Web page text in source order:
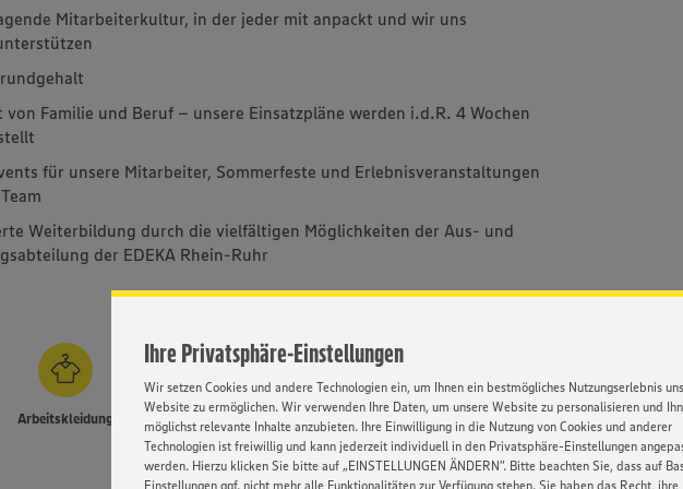
Ihre Privatsphäre-Einstellungen
Wir setzen Cookies und andere Technologien ein, um Ihnen ein bestmögliches Nutzungserlebnis
Website zu ermöglichen. Wir verwenden Ihre Daten, um unsere Website zu personalisieren und
möglichst relevante Inhalte anzubieten. Ihre Einwilligung in die Nutzung von Cookies und anderer
Technologien ist freiwillig und kann jederzeit individuell in den Privatsphäre-Einstellungen
werden. Hierzu klicken Sie bitte auf „EINSTELLUNGEN ÄNDERN”. Bitte beachten Sie, dass auf
Einstellungen ggf. nicht mehr alle Funktionalitäten zur Verfügung stehen. Sie haben das Recht, ihre
Mitarbeiterkultur, in der jeder mit anpackt und wir uns
von Familie und Beruf – unsere Einsatzpläne werden i.d.R. 4 Wochen
für unsere Mitarbeiter, Sommerfeste und Erlebnisveranstaltungen
Weiterbildung durch die vielfältigen Möglichkeiten der Aus- und
der EDEKA Rhein-Ruhr
Arbeitskleidung
EDEKA
Versicherungsdienst
Flexible Arbeitszeiten
Karrierechancen